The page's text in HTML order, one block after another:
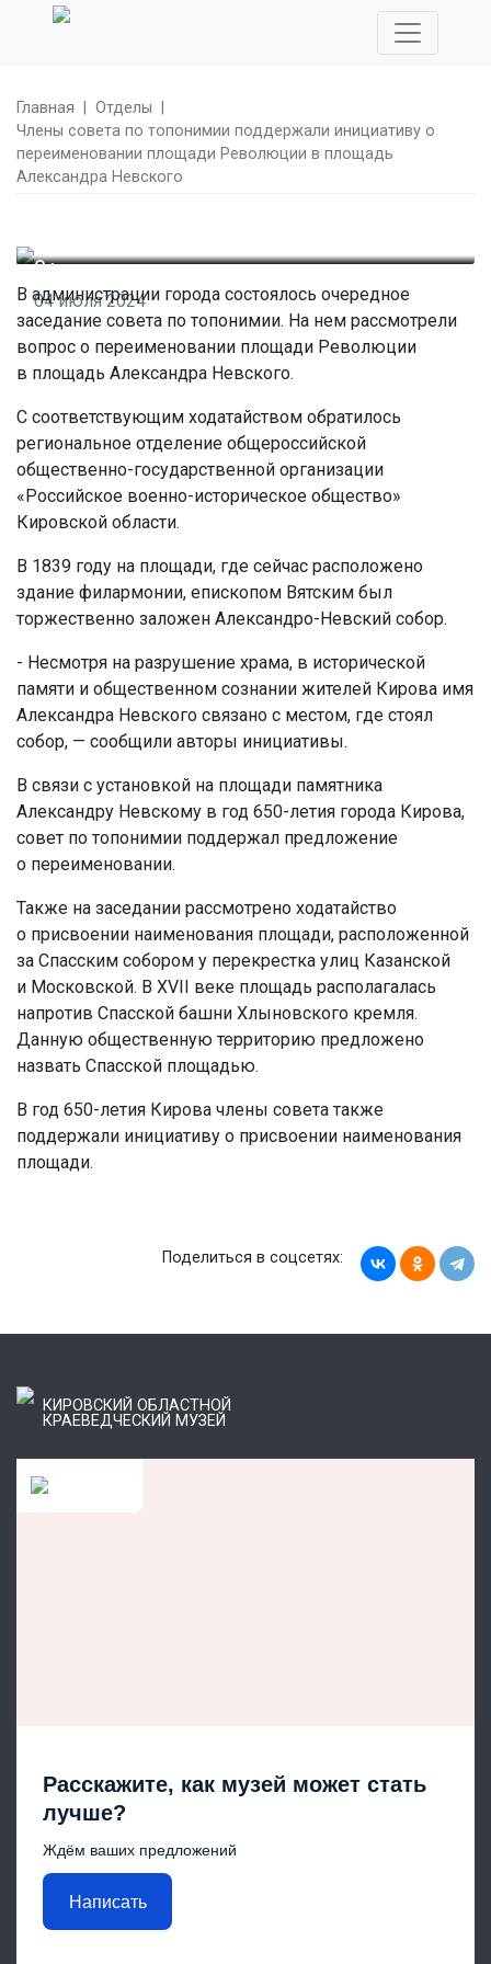
Главная Отделы
Члены совета по топонимии поддержали инициативу о
переименовании площади Революции в площадь
Александра Невского
0+
04 июля 2024
Члены совета по топонимии поддержали инициативу о
переименовании площади Революции в площадь
Александра Невского
В администрации города состоялось очередное
заседание совета по топонимии. На нем рассмотрели
вопрос о переименовании площади Революции
в площадь Александра Невского.
С соответствующим ходатайством обратилось
региональное отделение общероссийской
общественно-государственной организации
«Российское военно-историческое общество»
Кировской области.
В 1839 году на площади, где сейчас расположено
здание филармонии, епископом Вятским был
торжественно заложен Александро-Невский собор.
- Несмотря на разрушение храма, в исторической
памяти и общественном сознании жителей Кирова имя
Александра Невского связано с местом, где стоял
собор, — сообщили авторы инициативы.
В связи с установкой на площади памятника
Александру Невскому в год 650-летия города Кирова,
совет по топонимии поддержал предложение
о переименовании.
Также на заседании рассмотрено ходатайство
о присвоении наименования площади, расположенной
за Спасским собором у перекрестка улиц Казанской
и Московской. В XVII веке площадь располагалась
напротив Спасской башни Хлыновского кремля.
Данную общественную территорию предложено
назвать Спасской площадью.
В год 650-летия Кирова члены совета также
поддержали инициативу о присвоении наименования
площади.
Поделиться в соцсетях:
КИРОВСКИЙ ОБЛАСТНОЙ
КРАЕВЕДЧЕСКИЙ МУЗЕЙ
Расскажите, как музей может стать
лучше?
Ждём ваших предложений
Написать